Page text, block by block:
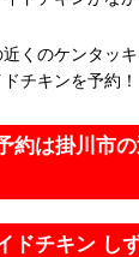
くのケンタッ
チキンを予約！
約は掛川市
ドチキン し